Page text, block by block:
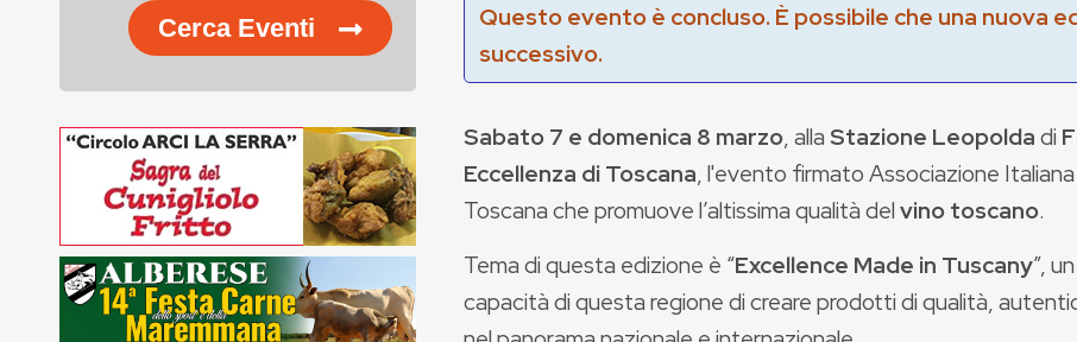
Questo evento è concluso. È possibile che una nuova
successivo.
Sabato 7 e domenica 8 marzo, allaStazione Leopoldadi
Eccellenza di Toscana, l'evento firmato Associazione
Toscana che promuove l’altissima qualità delvino toscano.
Tema di questa edizione è “Excellence Made in Tuscany”,
capacità di questa regione di creare prodotti di qualità,
Cerca Eventi